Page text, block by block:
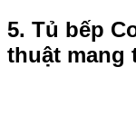
5. Tủ bếp
thuật mang